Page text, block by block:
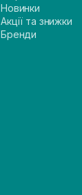
Новинки
Акції та знижки
Бренди